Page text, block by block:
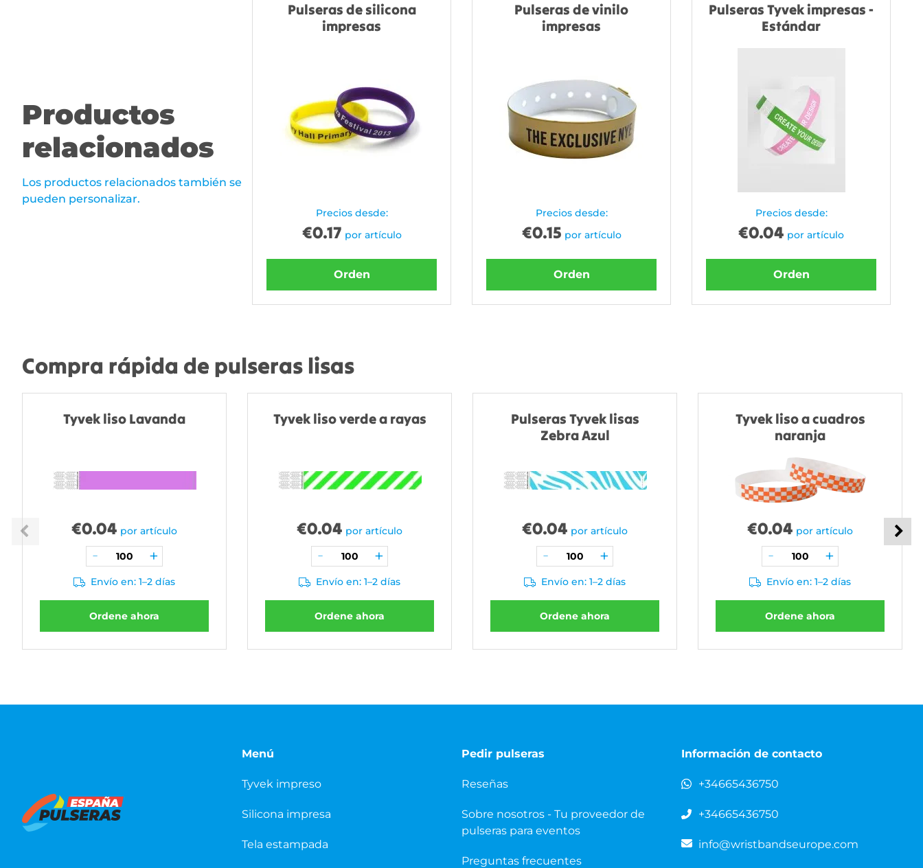
Productos
relacionados
Los productos relacionados también se
pueden personalizar.
Pulseras de silicona
impresas
Precios desde:
€0.17 por artículo
Orden
Pulseras de vinilo
impresas
Precios desde:
€0.15 por artículo
Orden
Pulseras Tyvek impresas -
Estándar
Precios desde:
€0.04 por artículo
Orden
Compra rápida de pulseras lisas
Tyvek liso Lavanda
€0.04 por artículo
Envío en: 1–2 días
Ordene ahora
Tyvek liso verde a rayas
€0.04 por artículo
Envío en: 1–2 días
Ordene ahora
Pulseras Tyvek lisas
Zebra Azul
€0.04 por artículo
Envío en: 1–2 días
Ordene ahora
Tyvek liso a cuadros
naranja
€0.04 por artículo
Envío en: 1–2 días
Ordene ahora
Menú
Tyvek impreso
Silicona impresa
Tela estampada
Pedir pulseras
Reseñas
Sobre nosotros - Tu proveedor de
pulseras para eventos
Preguntas frecuentes
Información de contacto
+34665436750
+34665436750
info@wristbandseurope.com